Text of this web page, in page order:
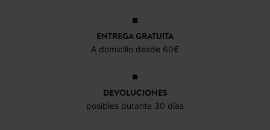
ENTREGA GRATUITA
A domicilio desde 60€
DEVOLUCIONES
posibles durante 30 días